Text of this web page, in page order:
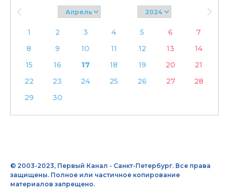
1 2 3 4 5 6
7
8
9 10 11 12 13
14
15
16 17 18 19 20
21
22
23 24 25 26 27
28
29
30
© 2003-2023, Первый Канал - Санкт-Петербург. Все права
защищены. Полное или частичное копирование
материалов запрещено.